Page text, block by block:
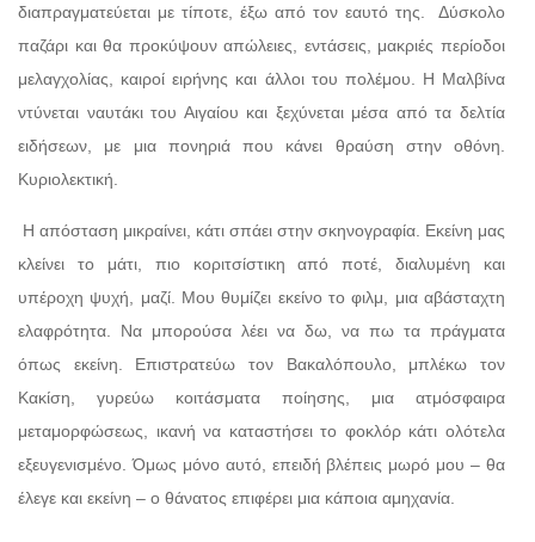
διαπραγματεύεται με τίποτε, έξω από τον εαυτό της.
Δύσκολο
παζάρι και θα προκύψουν απώλειες, εντάσεις, μακριές περίοδοι
μελαγχολίας, καιροί ειρήνης και άλλοι του πολέμου. Η Μαλβίνα
ντύνεται ναυτάκι του Αιγαίου και ξεχύνεται μέσα από τα δελτία
ειδήσεων, με μια πονηριά που κάνει θραύση στην οθόνη.
Κυριολεκτική.
Η απόσταση μικραίνει, κάτι σπάει στην σκηνογραφία. Εκείνη μας
κλείνει το μάτι, πιο κοριτσίστικη από ποτέ, διαλυμένη και
υπέροχη ψυχή, μαζί. Μου θυμίζει εκείνο το φιλμ, μια αβάσταχτη
ελαφρότητα. Να μπορούσα λέει να δω, να πω τα πράγματα
όπως εκείνη. Επιστρατεύω τον Βακαλόπουλο, μπλέκω τον
Κακίση, γυρεύω κοιτάσματα ποίησης, μια ατμόσφαιρα
μεταμορφώσεως, ικανή να καταστήσει το φοκλόρ κάτι ολότελα
εξευγενισμένο. Όμως μόνο αυτό, επειδή βλέπεις μωρό μου – θα
έλεγε και εκείνη – ο θάνατος επιφέρει μια κάποια αμηχανία.